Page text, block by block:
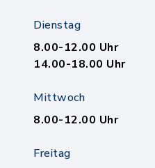
Dienstag
8.00-12.00 Uhr
14.00-18.00 Uhr
Mittwoch
8.00-12.00 Uhr
Freitag